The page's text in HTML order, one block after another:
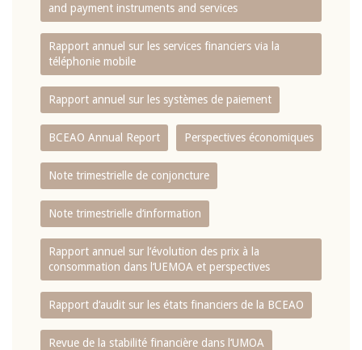
and payment instruments and services
Rapport annuel sur les services financiers via la
téléphonie mobile
Rapport annuel sur les systèmes de paiement
BCEAO Annual Report Perspectives économiques
Note trimestrielle de conjoncture
Note trimestrielle d‘information
Rapport annuel sur l‘évolution des prix à la
consommation dans l‘UEMOA et perspectives
Rapport d‘audit sur les états financiers de la BCEAO
Revue de la stabilité financière dans l‘UMOA